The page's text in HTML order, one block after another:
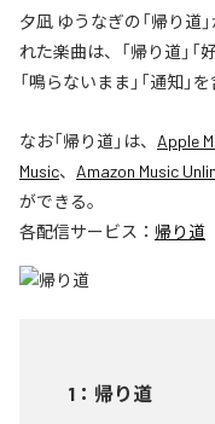
夕凪 ゆうなぎの「帰り道
れた楽曲は、「帰り道」「
「鳴らないまま」「通知」
なお「帰り道」は、 Apple
Music、 Amazon Music
ができる。
各配信サービス： 帰り道
1 ： 帰り道